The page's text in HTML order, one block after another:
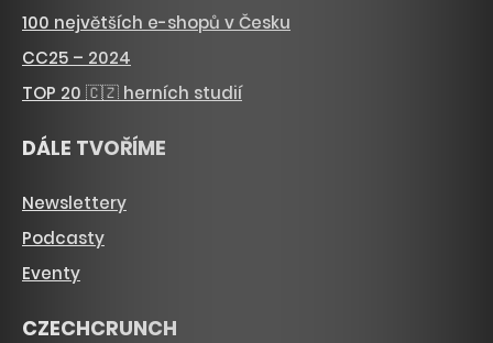
100 největších e-shopů v Česku
CC25 – 2024
TOP 20 🇨🇿 herních studií
DÁLE TVOŘÍME
Newslettery
Podcasty
Eventy
CZECHCRUNCH